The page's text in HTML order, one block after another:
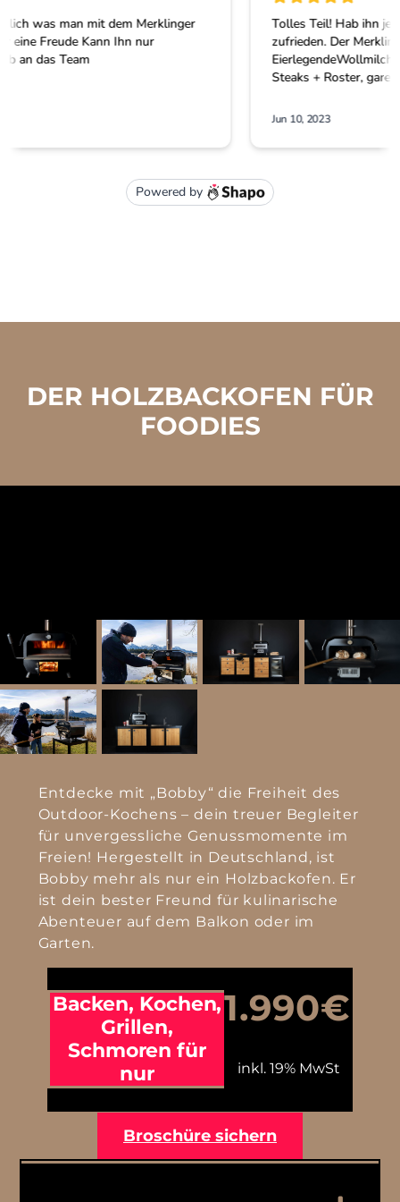
DER HOLZBACKOFEN FÜR
FOODIES
Entdecke mit „Bobby“ die Freiheit des
Outdoor-Kochens – dein treuer Begleiter
für unvergessliche Genussmomente im
Freien! Hergestellt in Deutschland, ist
Bobby mehr als nur ein Holzbackofen. Er
ist dein bester Freund für kulinarische
Abenteuer auf dem Balkon oder im
Garten.
Backen, Kochen,
Grillen,
Schmoren für
nur
1.990€
inkl. 19% MwSt
Broschüre sichern